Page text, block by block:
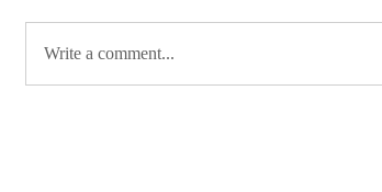
Write a comment...